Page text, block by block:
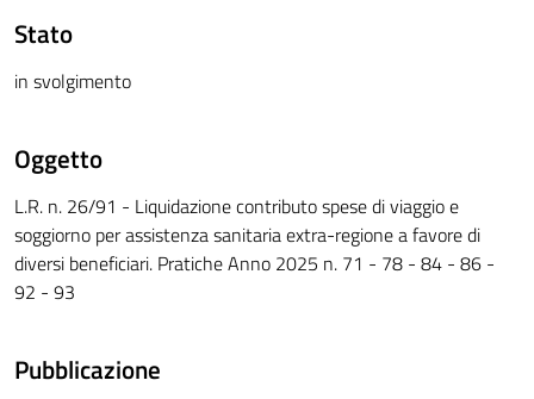
Stato
in svolgimento
Oggetto
L.R. n. 26/91 - Liquidazione contributo spese di viaggio e
soggiorno per assistenza sanitaria extra-regione a favore di
diversi beneficiari. Pratiche Anno 2025 n. 71 - 78 - 84 - 86 -
92 - 93
Pubblicazione